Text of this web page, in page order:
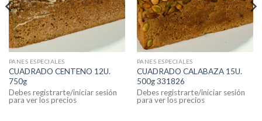
PANES ESPECIALES
CUADRADO CENTENO 12U.
750g
Debes registrarte/iniciar sesión
para ver los precios
PANES ESPECIALES
CUADRADO CALABAZA 15U.
500g 331826
Debes registrarte/iniciar sesión
para ver los precios